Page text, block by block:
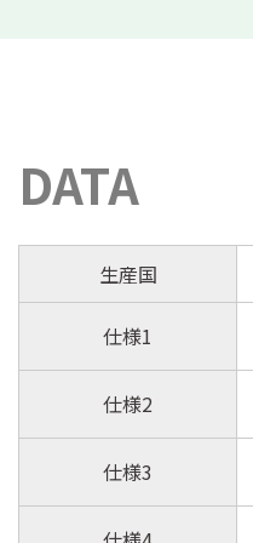
DATA
生産国
仕様1
仕様2
仕様3